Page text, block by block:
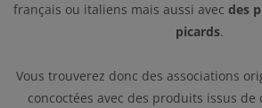
français ou italiens mais aussi avec des
picards.
Vous trouverez donc des associations
concoctées avec des produits issus